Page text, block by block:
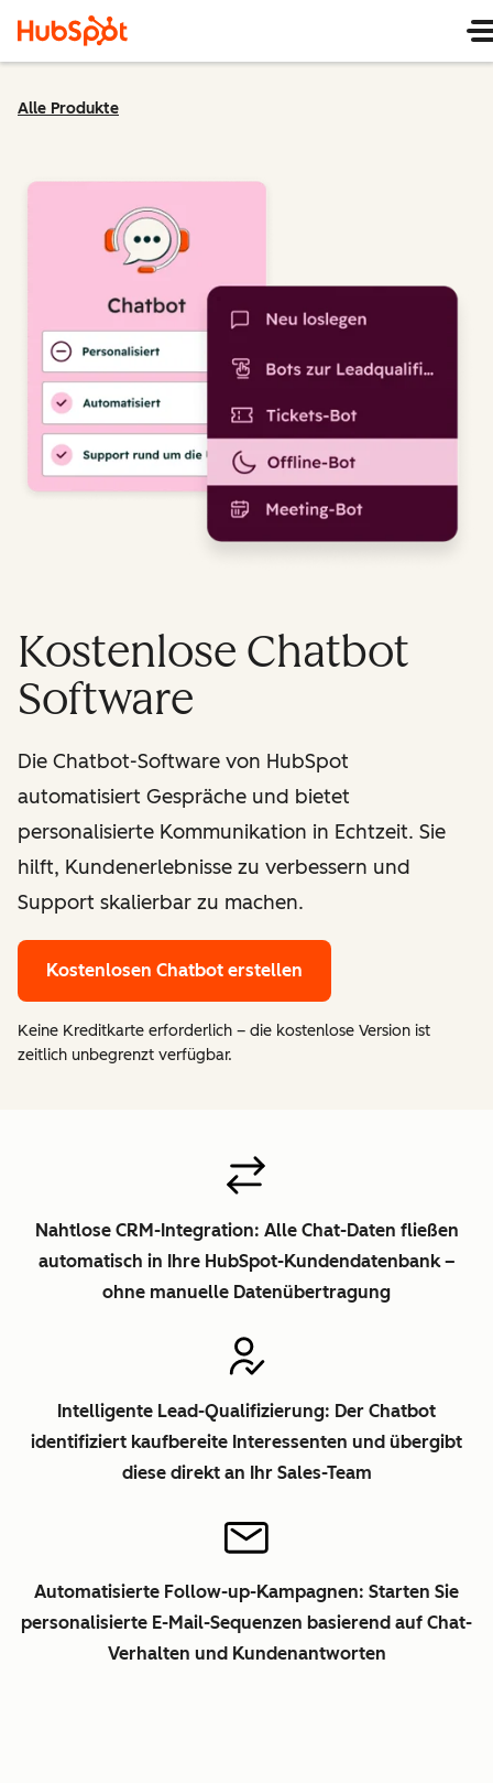
Alle Produkte
Kostenlose Chatbot
Software
Die Chatbot-Software von HubSpot
automatisiert Gespräche und bietet
personalisierte Kommunikation in Echtzeit. Sie
hilft, Kundenerlebnisse zu verbessern und
Support skalierbar zu machen.
Kostenlosen Chatbot erstellen
Keine Kreditkarte erforderlich – die kostenlose Version ist
zeitlich unbegrenzt verfügbar.
Nahtlose CRM-Integration: Alle Chat-Daten fließen
automatisch in Ihre HubSpot-Kundendatenbank –
ohne manuelle Datenübertragung
Intelligente Lead-Qualifizierung: Der Chatbot
identifiziert kaufbereite Interessenten und übergibt
diese direkt an Ihr Sales-Team
Automatisierte Follow-up-Kampagnen: Starten Sie
personalisierte E-Mail-Sequenzen basierend auf Chat-
Verhalten und Kundenantworten